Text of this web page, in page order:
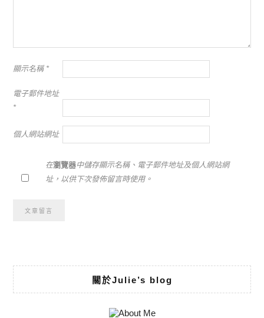
顯示名稱 *
電子郵件地址
*
個人網站網址
在瀏覽器中儲存顯示名稱、電子郵件地址及個人網站網
址，以供下次發佈留言時使用。
關於Julie’s blog